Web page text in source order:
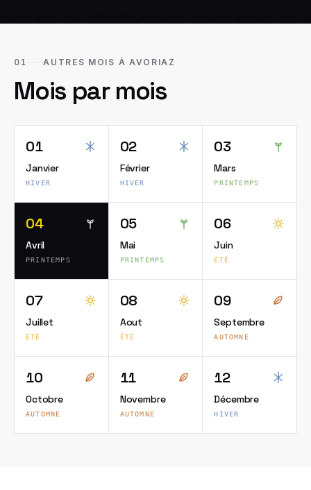
01 AUTRES MOIS À AVORIAZ
Mois par mois
01
Janvier
HIVER
02
Février
HIVER
03
Mars
PRINTEMPS
04
Avril
PRINTEMPS
05
Mai
PRINTEMPS
06
Juin
ÉTÉ
07
Juillet
ÉTÉ
08
Aout
ÉTÉ
09
Septembre
AUTOMNE
10
Octobre
AUTOMNE
11
Novembre
AUTOMNE
12
Décembre
HIVER